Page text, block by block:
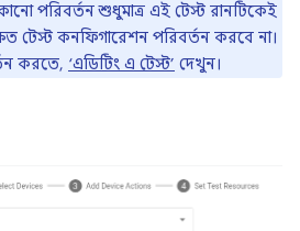
পরিবর্তন শুধুমাত্র এই টেস্ট রানটিকেই
টেস্ট কনফিগারেশন পরিবর্তন করবে না।
করতে, ‘এডিটিং এ টেস্ট’ দেখুন।